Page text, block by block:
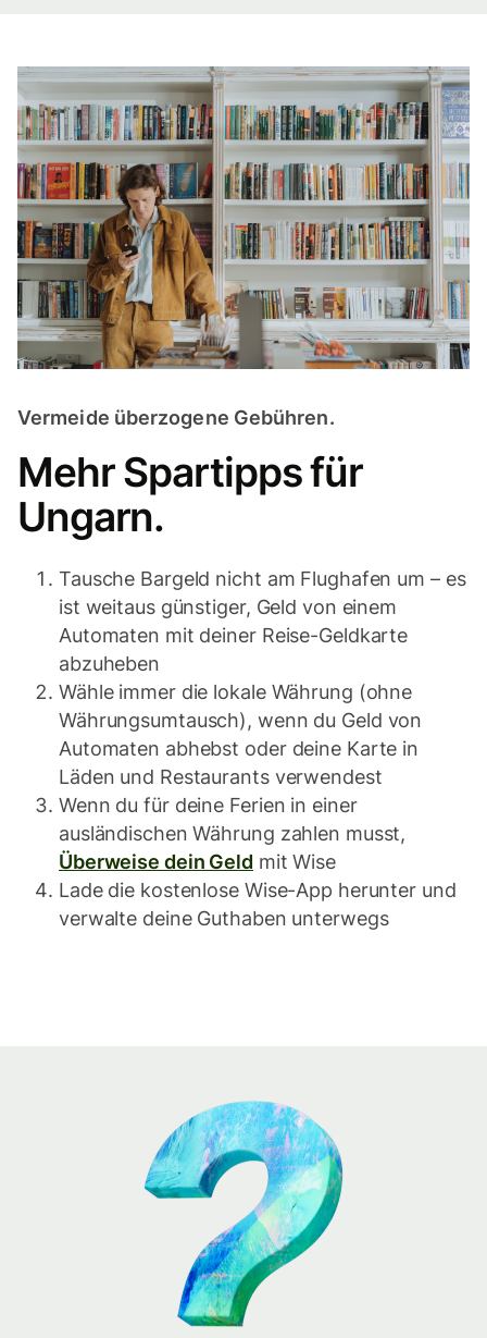
Mehr Spartipps für
Ungarn.
Vermeide überzogene Gebühren.
Tausche Bargeld nicht am Flughafen um – es
ist weitaus günstiger, Geld von einem
Automaten mit deiner Reise-Geldkarte
abzuheben
Wähle immer die lokale Währung (ohne
Währungsumtausch), wenn du Geld von
Automaten abhebst oder deine Karte in
Läden und Restaurants verwendest
Wenn du für deine Ferien in einer
ausländischen Währung zahlen musst,
Überweise dein Geld mit Wise
Lade die kostenlose Wise-App herunter und
verwalte deine Guthaben unterwegs